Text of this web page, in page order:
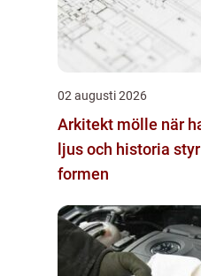
02 augusti 2026
Arkitekt mölle när hav,
ljus och historia styr
formen